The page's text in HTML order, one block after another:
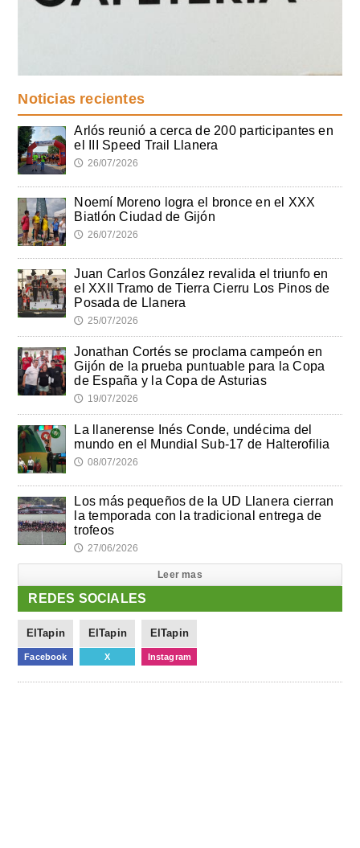
Noticias recientes
Arlós reunió a cerca de 200 participantes en
el III Speed Trail Llanera
🕔 26/07/2026
Noemí Moreno logra el bronce en el XXX
Biatlón Ciudad de Gijón
🕔 26/07/2026
Juan Carlos González revalida el triunfo en
el XXII Tramo de Tierra Cierru Los Pinos de
Posada de Llanera
🕔 25/07/2026
Jonathan Cortés se proclama campeón en
Gijón de la prueba puntuable para la Copa
de España y la Copa de Asturias
🕔 19/07/2026
La llanerense Inés Conde, undécima del
mundo en el Mundial Sub-17 de Halterofilia
🕔 08/07/2026
Los más pequeños de la UD Llanera cierran
la temporada con la tradicional entrega de
trofeos
🕔 27/06/2026
Leer mas
REDES SOCIALES
ElTapin
Facebook
ElTapin
X
ElTapin
Instagram